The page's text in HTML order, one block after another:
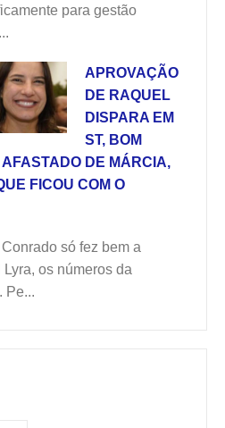
para gestão
APROVAÇÃO
DE RAQUEL
DISPARA EM
ST, BOM
DE MÁRCIA,
FICOU COM O
só fez bem a
os números da
Pe...